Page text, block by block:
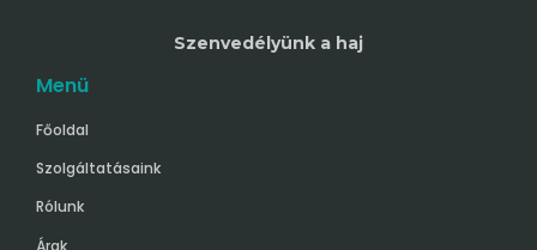
Szenvedélyünk a haj
Menü
Főoldal
Szolgáltatásaink
Rólunk
Árak